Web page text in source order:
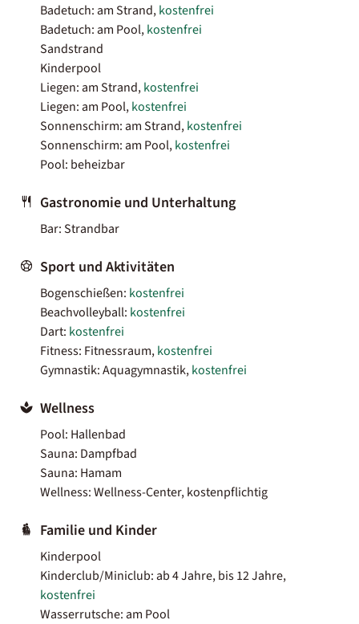
Badetuch: am Strand,kostenfrei
Badetuch: am Pool,kostenfrei
Sandstrand
Kinderpool
Liegen: am Strand,kostenfrei
Liegen: am Pool,kostenfrei
Sonnenschirm: am Strand,kostenfrei
Sonnenschirm: am Pool,kostenfrei
Pool: beheizbar
Gastronomie und Unterhaltung
Bar: Strandbar
Sport und Aktivitäten
Bogenschießen: kostenfrei
Beachvolleyball: kostenfrei
Dart: kostenfrei
Fitness: Fitnessraum,kostenfrei
Gymnastik: Aquagymnastik,kostenfrei
Wellness
Pool: Hallenbad
Sauna: Dampfbad
Sauna: Hamam
Wellness: Wellness-Center, kostenpflichtig
Familie und Kinder
Kinderpool
Kinderclub/Miniclub: ab 4 Jahre, bis 12 Jahre,
kostenfrei
Wasserrutsche: am Pool